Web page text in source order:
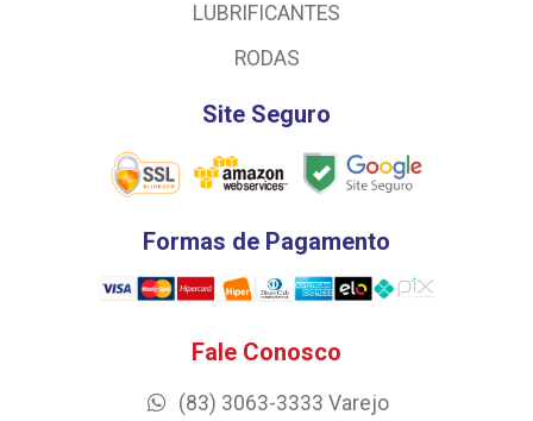
LUBRIFICANTES
RODAS
Site Seguro
Formas de Pagamento
Fale Conosco
(83) 3063-3333 Varejo